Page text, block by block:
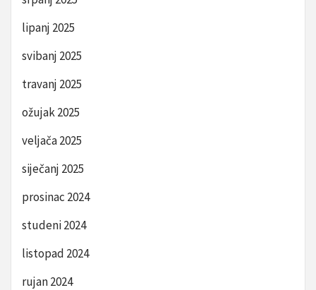
lipanj 2025
svibanj 2025
travanj 2025
ožujak 2025
veljača 2025
siječanj 2025
prosinac 2024
studeni 2024
listopad 2024
rujan 2024